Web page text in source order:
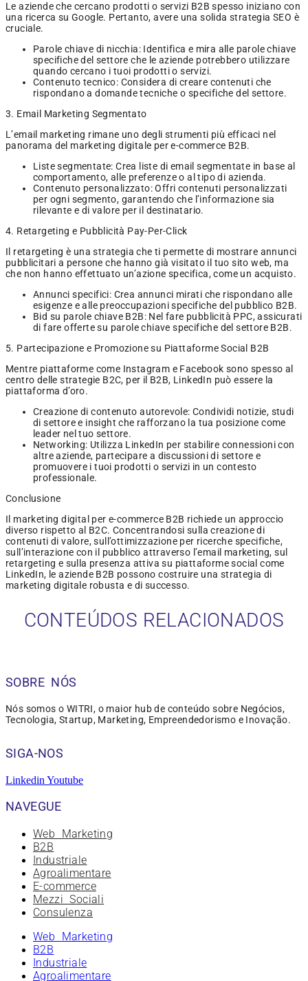
Le aziende che cercano prodotti o servizi B2B spesso iniziano con
una ricerca su Google. Pertanto, avere una solida strategia SEO è
cruciale.
Parole chiave di nicchia: Identifica e mira alle parole chiave
specifiche del settore che le aziende potrebbero utilizzare
quando cercano i tuoi prodotti o servizi.
Contenuto tecnico: Considera di creare contenuti che
rispondano a domande tecniche o specifiche del settore.
3. Email Marketing Segmentato
L’email marketing rimane uno degli strumenti più efficaci nel
panorama del marketing digitale per e-commerce B2B.
Liste segmentate: Crea liste di email segmentate in base al
comportamento, alle preferenze o al tipo di azienda.
Contenuto personalizzato: Offri contenuti personalizzati
per ogni segmento, garantendo che l’informazione sia
rilevante e di valore per il destinatario.
4. Retargeting e Pubblicità Pay-Per-Click
Il retargeting è una strategia che ti permette di mostrare annunci
pubblicitari a persone che hanno già visitato il tuo sito web, ma
che non hanno effettuato un’azione specifica, come un acquisto.
Annunci specifici: Crea annunci mirati che rispondano alle
esigenze e alle preoccupazioni specifiche del pubblico B2B.
Bid su parole chiave B2B: Nel fare pubblicità PPC, assicurati
di fare offerte su parole chiave specifiche del settore B2B.
5. Partecipazione e Promozione su Piattaforme Social B2B
Mentre piattaforme come Instagram e Facebook sono spesso al
centro delle strategie B2C, per il B2B, LinkedIn può essere la
piattaforma d’oro.
Creazione di contenuto autorevole: Condividi notizie, studi
di settore e insight che rafforzano la tua posizione come
leader nel tuo settore.
Networking: Utilizza LinkedIn per stabilire connessioni con
altre aziende, partecipare a discussioni di settore e
promuovere i tuoi prodotti o servizi in un contesto
professionale.
Conclusione
Il marketing digital per e-commerce B2B richiede un approccio
diverso rispetto al B2C. Concentrandosi sulla creazione di
contenuti di valore, sull’ottimizzazione per ricerche specifiche,
sull’interazione con il pubblico attraverso l’email marketing, sul
retargeting e sulla presenza attiva su piattaforme social come
LinkedIn, le aziende B2B possono costruire una strategia di
marketing digitale robusta e di successo.
CONTEÚDOS RELACIONADOS
SOBRE NÓS
Nós somos o WITRI, o maior hub de conteúdo sobre Negócios,
Tecnologia, Startup, Marketing, Empreendedorismo e Inovação.
SIGA-NOS
Linkedin Youtube
NAVEGUE
Web Marketing
B2B
Industriale
Agroalimentare
E-commerce
Mezzi Sociali
Consulenza
Web Marketing
B2B
Industriale
Agroalimentare